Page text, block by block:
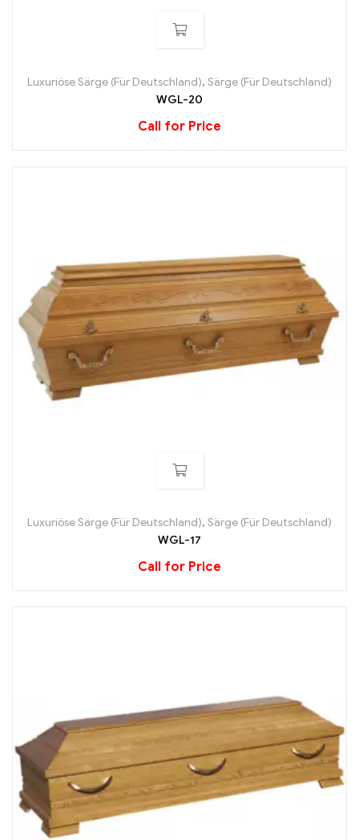
Luxuriöse Särge (Für Deutschland), Särge (Für Deutschland)
WGL-20
Call for Price
Luxuriöse Särge (Für Deutschland), Särge (Für Deutschland)
WGL-17
Call for Price